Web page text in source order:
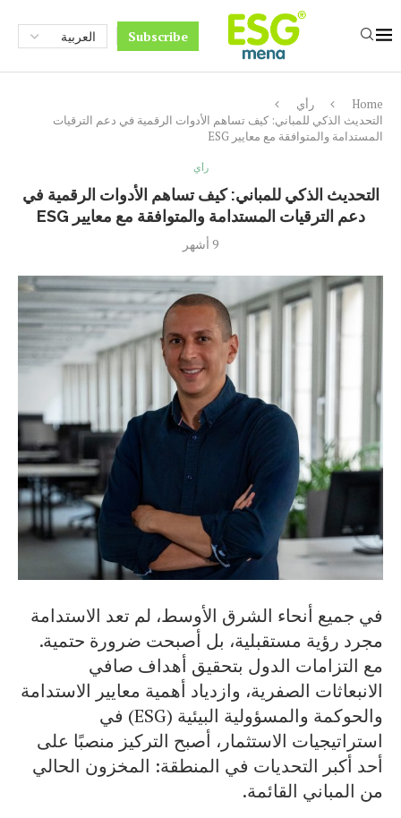
Subscribe
Home
رأي
التحديث الذكي للمباني: كيف تساهم الأدوات الرقمية في دعم الترقيات
المستدامة والمتوافقة مع معايير ESG
رأي
التحديث الذكي للمباني: كيف تساهم الأدوات الرقمية في
دعم الترقيات المستدامة والمتوافقة مع معايير ESG
9 أشهر
في جميع أنحاء الشرق الأوسط، لم تعد الاستدامة
مجرد رؤية مستقبلية، بل أصبحت ضرورة حتمية.
مع التزامات الدول بتحقيق أهداف صافي
الانبعاثات الصفرية، وازدياد أهمية معايير الاستدامة
والحوكمة والمسؤولية البيئية (ESG) في
استراتيجيات الاستثمار، أصبح التركيز منصبًا على
أحد أكبر التحديات في المنطقة: المخزون الحالي
من المباني القائمة.